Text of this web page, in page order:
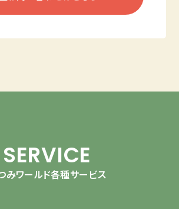
SERVICE
みワールド各種サービス